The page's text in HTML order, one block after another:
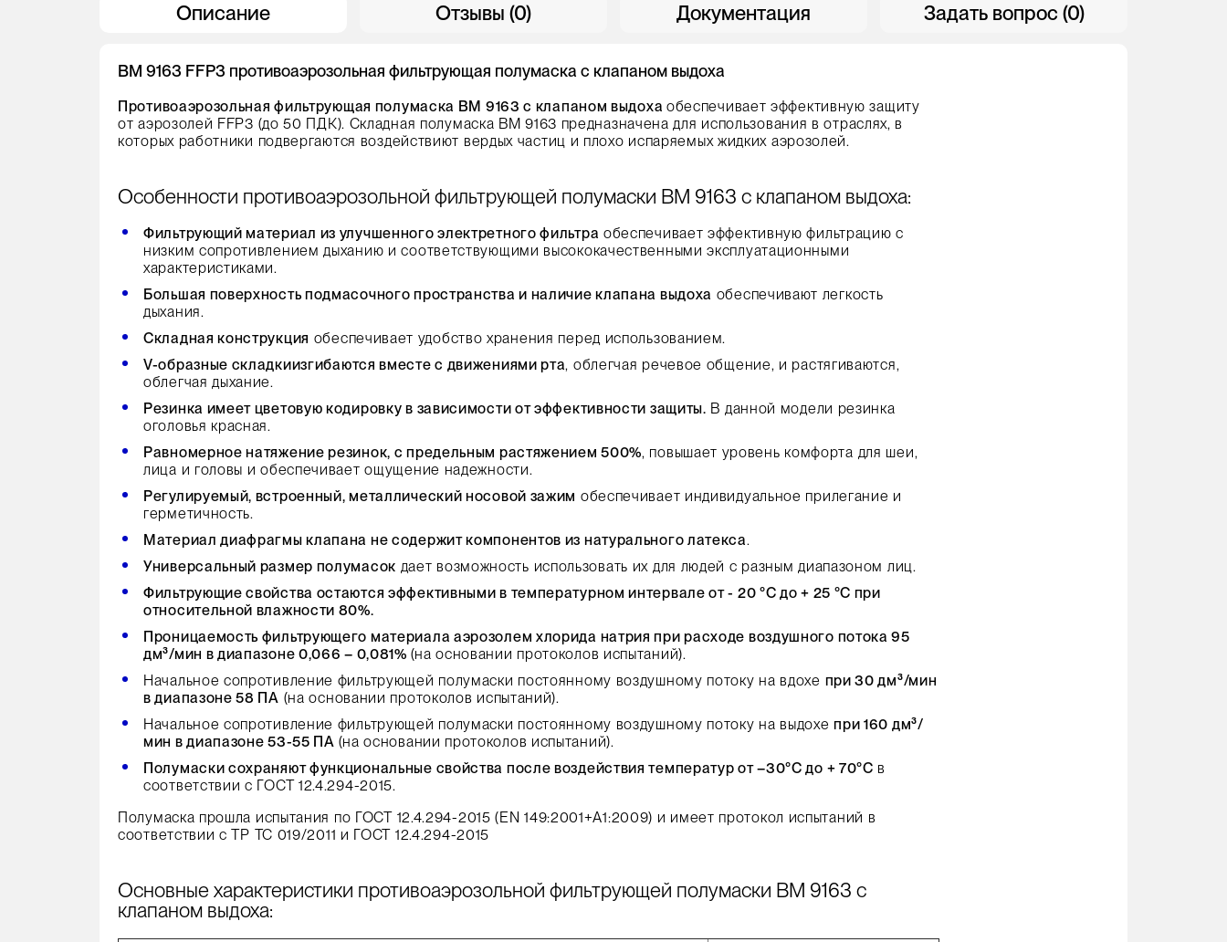
Описание Отзывы (0) Документация Задать вопрос (0)
ВМ 9163 FFP3 противоаэрозольная фильтрующая полумаска с клапаном выдоха
Противоаэрозольная фильтрующая полумаска ВМ 9163 с клапаном выдоха обеспечивает эффективную защиту
от аэрозолей FFP3 (до 50 ПДК). Складная полумаска ВМ 9163 предназначена для использования в отраслях, в
которых работники подвергаются воздействиют вердых частиц и плохо испаряемых жидких аэрозолей.
Особенности противоаэрозольной фильтрующей полумаски ВМ 9163 с клапаном выдоха:
Фильтрующий материал из улучшенного электретного фильтра обеспечивает эффективную фильтрацию с
низким сопротивлением дыханию и соответствующими высококачественными эксплуатационными
характеристиками.
Большая поверхность подмасочного пространства и наличие клапана выдоха обеспечивают легкость
дыхания.
Складная конструкция обеспечивает удобство хранения перед использованием.
V-образные складкиизгибаются вместе с движениями рта, облегчая речевое общение, и растягиваются,
облегчая дыхание.
Резинка имеет цветовую кодировку в зависимости от эффективности защиты. В данной модели резинка
оголовья красная.
Равномерное натяжение резинок, с предельным растяжением 500%, повышает уровень комфорта для шеи,
лица и головы и обеспечивает ощущение надежности.
Регулируемый, встроенный, металлический носовой зажим обеспечивает индивидуальное прилегание и
герметичность.
Материал диафрагмы клапана не содержит компонентов из натурального латекса.
Универсальный размер полумасок дает возможность использовать их для людей с разным диапазоном лиц.
Фильтрующие свойства остаются эффективными в температурном интервале от - 20 °С до + 25 °С при
относительной влажности 80%.
Проницаемость фильтрующего материала аэрозолем хлорида натрия при расходе воздушного потока 95
дм³/мин в диапазоне 0,066 – 0,081% (на основании протоколов испытаний).
Начальное сопротивление фильтрующей полумаски постоянному воздушному потоку на вдохе при 30 дм³/мин
в диапазоне 58 ПА (на основании протоколов испытаний).
Начальное сопротивление фильтрующей полумаски постоянному воздушному потоку на выдохепри 160 дм³/
мин в диапазоне 53-55 ПА (на основании протоколов испытаний).
Полумаски сохраняют функциональные свойства после воздействия температур от –30°C до + 70°C в
соответствии с ГОСТ 12.4.294-2015.
Полумаска прошла испытания по ГОСТ 12.4.294-2015 (EN 149:2001+А1:2009) и имеет протокол испытаний в
соответствии с ТР ТС 019/2011 и ГОСТ 12.4.294-2015
Основные характеристики противоаэрозольной фильтрующей полумаски ВМ 9163 с
клапаном выдоха: